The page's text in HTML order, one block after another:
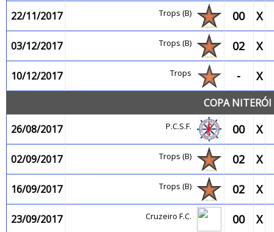
22/11/2017 Trops (B) 00 X
03/12/2017 Trops (B) 02 X
10/12/2017 Trops - X
COPA
26/08/2017
P.C.S.F. 00 X
02/09/2017 Trops (B) 02 X
16/09/2017 Trops (B) 02 X
23/09/2017 Cruzeiro F.C. 00 X